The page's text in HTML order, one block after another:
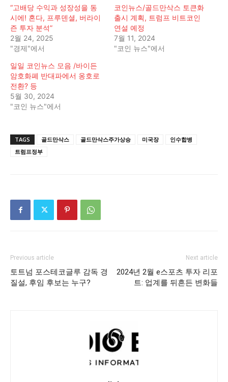
“고배당 수익과 성장성을 동
시에! 혼다, 프루덴셜, 버라이
즌 투자 분석”
2월 24, 2025
"경제"에서
코인뉴스/골드만삭스 토큰화
출시 계획, 트럼프 비트코인
연설 예정
7월 11, 2024
"코인 뉴스"에서
일일 코인뉴스 모음 /바이든
암호화폐 반대파에서 옹호로
전환? 등
5월 30, 2024
"코인 뉴스"에서
TAGS 골드만삭스 골드만삭스주가상승 미국장
인수합병
트럼프정부
Previous article
토트넘 포스테코글루 감독 경
질설, 후임 후보는 누구?
Next article
2024년 2월 e스포츠 투자 리포
트: 업계를 뒤흔든 변화들